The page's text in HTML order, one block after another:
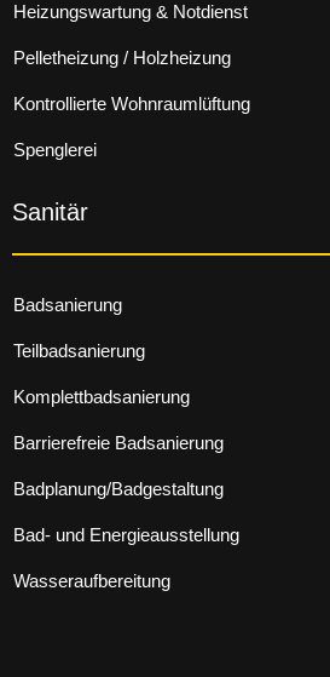
Heizungswartung & Notdienst
Pelletheizung / Holzheizung
Kontrollierte Wohnraumlüftung
Spenglerei
Sanitär
Badsanierung
Teilbadsanierung
Komplettbadsanierung
Barrierefreie Badsanierung
Badplanung/Badgestaltung
Bad- und Energieausstellung
Wasseraufbereitung